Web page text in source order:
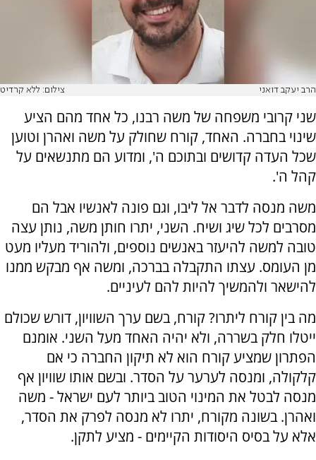
הרב יעקב דואני צילום: ללא קרדיט
שני קרובי משפחה של משה רבנו, כל אחד מהם הציע
שינוי בחברה. האחד, קורח שחולק על משה ואהרן וטוען
שכל העדה קדושים ובתוכם ה', ומדוע הם מתנשאים על
קהל ה'.
משה מנסה לדבר אל ליבו, וגם פונה לאנשיו אבל הם
מסרבים לכל שיג ושיח. השני, יתרו חותן משה, נותן עצה
טובה למשה להיעזר באנשים נוספים, ולהוריד מעליו מעט
מן העומס. עצתו התקבלה בברכה, ומשה אף מבקש ממנו
להישאר ולהמשיך להיות להם לעיניים.
מה בין קורח ליתרו? קורח, בשם ערך השוויון, דורש שכולם
ייטלו חלק בשררה, ולא יהיה האחד מעל השני. אומנם
הפתרון שמציע קורח הוא לא תיקון החברה כי אם
קלקולה, ומנסה לערער על הסדר. ובשם אותו שוויון אף
מנסה לבטל את המינוי הטוב ביותר לעם ישראל - משה
ואהרן. בשונה מקורח, יתרו לא מנסה לפרק את הסדר,
אלא על בסיס היסודות הקיימים - מציע לתקן.